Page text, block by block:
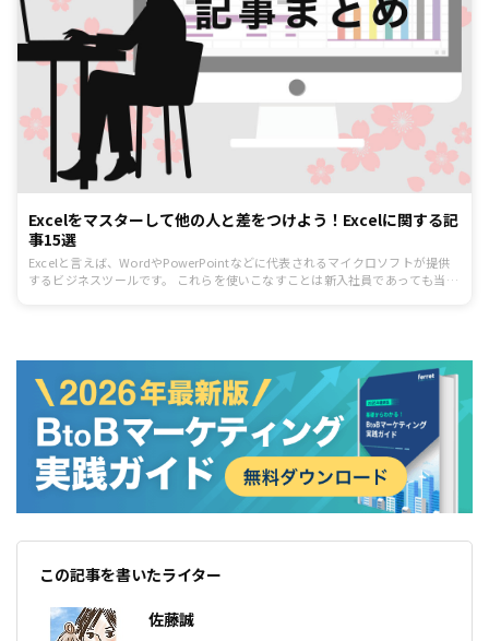
Excelをマスターして他の人と差をつけよう！Excelに関する記
事15選
Excelと言えば、WordやPowerPointなどに代表されるマイクロソフトが提供
するビジネスツールです。 これらを使いこなすことは新入社員であっても当然
この記事を書いたライター
佐藤誠